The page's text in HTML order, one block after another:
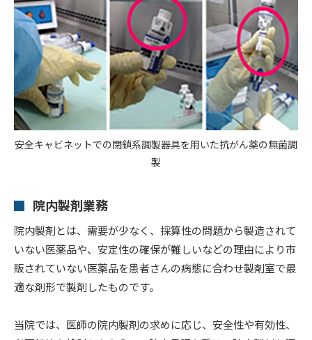
安全キャビネットでの閉鎖系調製器具を用いた抗がん薬の無菌調
製
院内製剤業務
院内製剤とは、需要が少なく、採算性の問題から製造されて
いない医薬品や、安定性の確保が難しいなどの理由により市
販されていない医薬品を患者さんの病態に合わせ製剤室で最
適な剤形で製剤したものです。
当院では、医師の院内製剤の求めに応じ、安全性や有効性、